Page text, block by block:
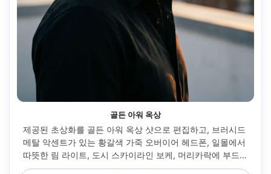
골든 아워 옥상
제공된 초상화를 골든 아워 옥상 샷으로 편집하고, 브러시드
메탈 악센트가 있는 황갈색 가죽 오버이어 헤드폰, 일몰에서
따뜻한 림 라이트, 도시 스카이라인 보케, 머리카락에 부드러
운 바람, Canon R5 85mm f/1.2로 촬영, 허리 위로 프레임, 초